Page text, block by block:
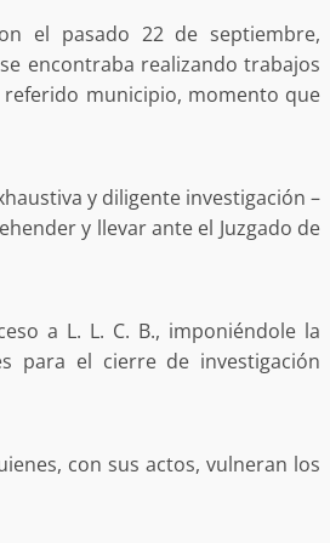
el pasado 22 de septiembre,
encontraba realizando trabajos
municipio, momento que
y diligente investigación –
y llevar ante el Juzgado de
a L. L. C. B., imponiéndole la
para el cierre de investigación
con sus actos, vulneran los
extraordinario de Santiago Xanica:
Jesús Romero
2026